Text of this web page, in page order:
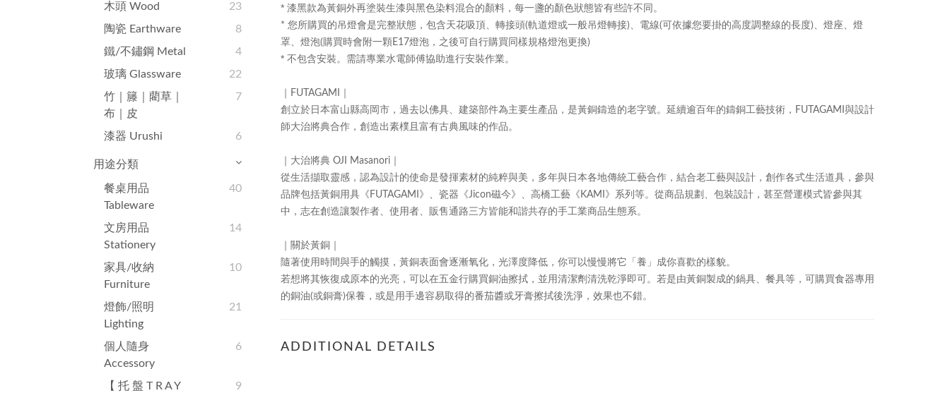
木頭 Wood
23
陶瓷 Earthware
8
鐵/不鏽鋼 Metal
4
玻璃 Glassware
22
竹｜籐｜藺草｜
布｜皮
7
漆器 Urushi 6
用途分類
餐桌用品
Tableware
40
文房用品
Stationery
14
家具/收納
Furniture
10
燈飾/照明
Lighting
21
個人隨身
Accessory
6
【 托 盤 T R A Y
9
* 漆黑款為黃銅外再塗裝生漆與黑色染料混合的顏料，每一盞的顏色狀態皆有些許不同。
* 您所購買的吊燈會是完整狀態，包含天花吸頂、轉接頭(軌道燈或一般吊燈轉接) 、電線(可依據您要掛的高度調整線的長度)
、燈座、燈
罩、燈泡(購買時會附一顆E17燈泡，之後可自行購買同樣規格燈泡更換)
* 不包含安裝。需請專業水電師傅協助進行安裝作業。
｜ FUTAGAMI
｜
創立於日本富山縣高岡市，過去以佛具、建築部件為主要生產品，是黃銅鑄造的老字號。延續逾百年的鑄銅工藝技術， FUTAGAMI 與設計
師大治將典合作，創造出素樸且富有古典風味的作品。
｜大治將典 OJI Masanori ｜
從生活擷取靈感，認為設計的使命是發揮素材的純粹與美，多年與日本各地傳統工藝合作，結合老工藝與設計，創作各式生活道具，參與
品牌包括黃銅用具《 FUTAGAMI 》、瓷器《Jicon磁今》、高橋工藝《 KAMI 》系列等。從商品規劃、包裝設計，甚至營運模式皆參與其
中，志在創造讓製作者、使用者、販售通路三方皆能和諧共存的手工業商品生態系。
｜關於黃銅｜
隨著使用時間與手的觸摸，黃銅表面會逐漸氧化，光澤度降低，你可以慢慢將它「養」成你喜歡的樣貌。
若想將其恢復成原本的光亮，可以在五金行購買銅油擦拭，並用清潔劑清洗乾淨即可。若是由黃銅製成的鍋具、餐具等，可購買食器專用
的銅油(或銅膏)保養，或是用手邊容易取得的番茄醬或牙膏擦拭後洗淨，效果也不錯。
ADDITIONAL DETAILS